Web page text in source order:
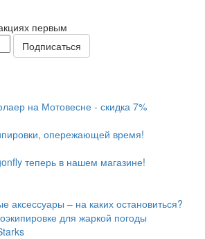
первым
на Мотовесне - скидка 7%
опережающей время!
теперь в нашем магазине!
аксессуары – на каких остановиться?
для жаркой погоды